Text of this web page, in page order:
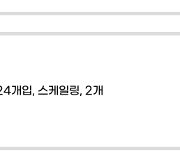
개입, 스케일링, 2개